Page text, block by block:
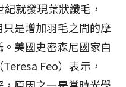
就發現葉狀纖毛，
是增加羽毛之間的摩
美國史密森尼國家自
Feo）表示，